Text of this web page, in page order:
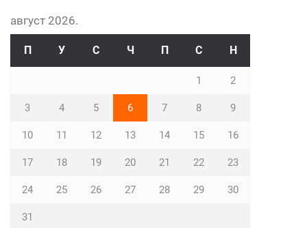
август 2026.
П У С Ч П С Н
1 2
3 4 5 6 7 8 9
10 11 12 13 14 15 16
17 18 19 20 21 22 23
24 25 26 27 28 29 30
31